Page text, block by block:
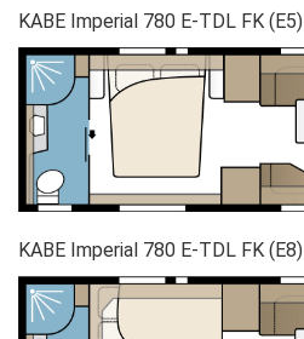
KABE Imperial 780 E-TDL FK (E5)
KABE Imperial 780 E-TDL FK (E8)